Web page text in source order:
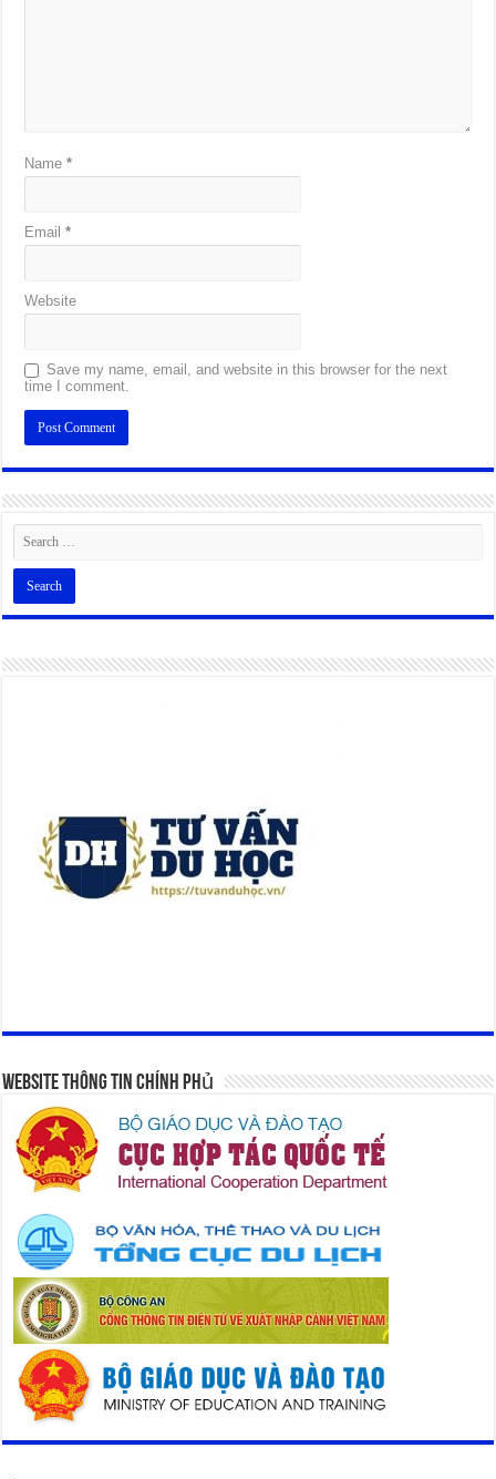
Name*
Email*
Website
Save my name, email, and website in this browser for the next
time I comment.
Alternative:
Website Thông Tin Chính Phủ